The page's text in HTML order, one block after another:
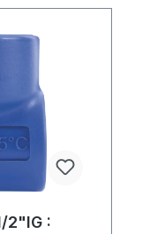
2"IG :